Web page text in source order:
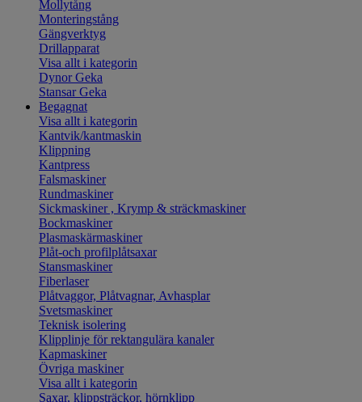
Mollytång
Monteringstång
Gängverktyg
Drillapparat
Visa allt i kategorin
Dynor Geka
Stansar Geka
Begagnat
Visa allt i kategorin
Kantvik/kantmaskin
Klippning
Kantpress
Falsmaskiner
Rundmaskiner
Sickmaskiner , Krymp & sträckmaskiner
Bockmaskiner
Plasmaskärmaskiner
Plåt-och profilplåtsaxar
Stansmaskiner
Fiberlaser
Plåtvaggor, Plåtvagnar, Avhasplar
Svetsmaskiner
Teknisk isolering
Klipplinje för rektangulära kanaler
Kapmaskiner
Övriga maskiner
Visa allt i kategorin
Saxar, klippsträckor, hörnklipp